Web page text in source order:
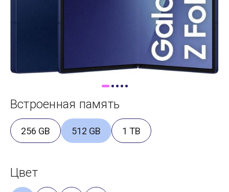
Встроенная память
256 GB 512 GB 1 TB
Цвет